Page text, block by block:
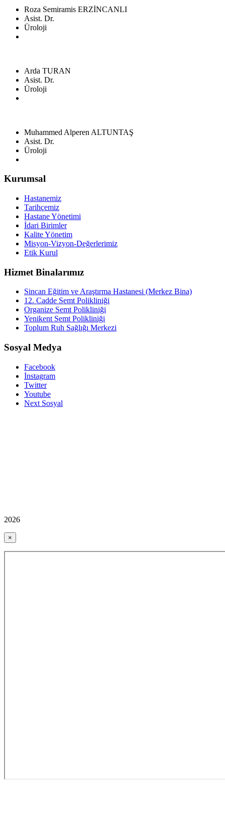
Roza Semiramis ERZİNCANLI
Asist. Dr.
Üroloji
Arda TURAN
Asist. Dr.
Üroloji
Muhammed Alperen ALTUNTAŞ
Asist. Dr.
Üroloji
Kurumsal
Hastanemiz
Tarihçemiz
Hastane Yönetimi
İdari Birimler
Kalite Yönetim
Misyon-Vizyon-Değerlerimiz
Etik Kurul
Hizmet Binalarımız
Sincan Eğitim ve Araştırma Hastanesi (Merkez Bina)
12. Cadde Semt Polikliniği
Organize Semt Polikliniği
Yenikent Semt Polikliniği
Toplum Ruh Sağlığı Merkezi
Sosyal Medya
Facebook
İnstagram
Twitter
Youtube
Next Sosyal
2026
×